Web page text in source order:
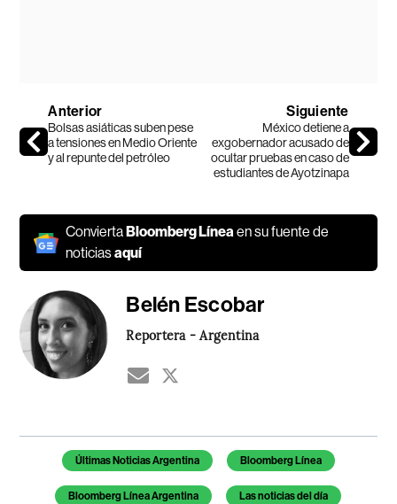
Anterior
Bolsas asiáticas suben pese
a tensiones en Medio Oriente
y al repunte del petróleo
Siguiente
México detiene a
exgobernador acusado de
ocultar pruebas en caso de
estudiantes de Ayotzinapa
Convierta Bloomberg Líneaen su fuente de
noticiasaquí
Belén Escobar
Reportera - Argentina
Temas de este artículo
Últimas Noticias Argentina Bloomberg Línea
Bloomberg Línea Argentina Las noticias del día